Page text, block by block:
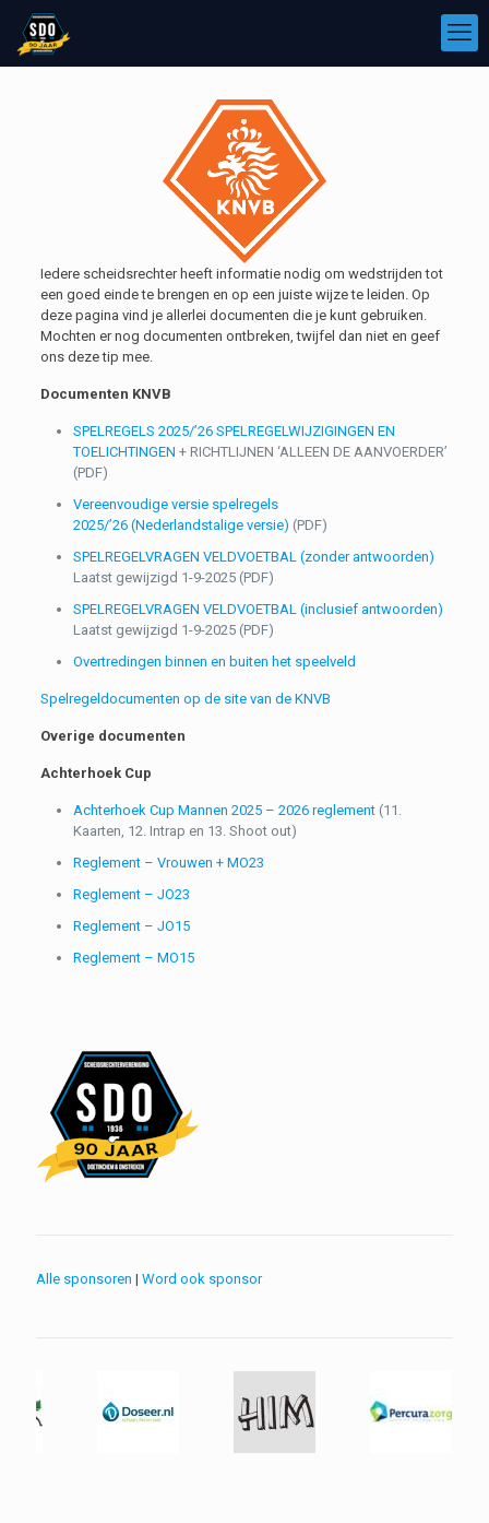
Iedere scheidsrechter heeft informatie nodig om wedstrijden tot
een goed einde te brengen en op een juiste wijze te leiden. Op
deze pagina vind je allerlei documenten die je kunt gebruiken.
Mochten er nog documenten ontbreken, twijfel dan niet en geef
ons deze tip mee.
Documenten KNVB
SPELREGELS 2025/’26 SPELREGELWIJZIGINGEN EN
TOELICHTINGEN + RICHTLIJNEN ‘ALLEEN DE AANVOERDER’
(PDF)
Vereenvoudige versie spelregels
2025/’26 (Nederlandstalige versie) (PDF)
SPELREGELVRAGEN VELDVOETBAL (zonder antwoorden)
Laatst gewijzigd 1-9-2025 (PDF)
SPELREGELVRAGEN VELDVOETBAL (inclusief antwoorden)
Laatst gewijzigd 1-9-2025 (PDF)
Overtredingen binnen en buiten het speelveld
Spelregeldocumenten op de site van de KNVB
Overige documenten
Achterhoek Cup
Achterhoek Cup Mannen 2025 – 2026 reglement(11.
Kaarten, 12. Intrap en 13. Shoot out)
Reglement – Vrouwen + MO23
Reglement – JO23
Reglement – JO15
Reglement – MO15
Alle sponsoren | Word ook sponsor